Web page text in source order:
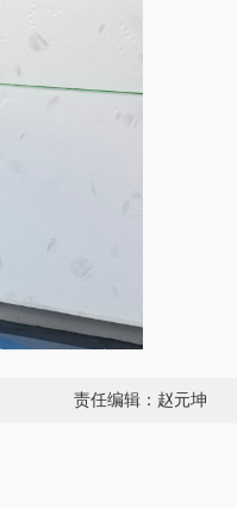
责任编辑：赵元坤